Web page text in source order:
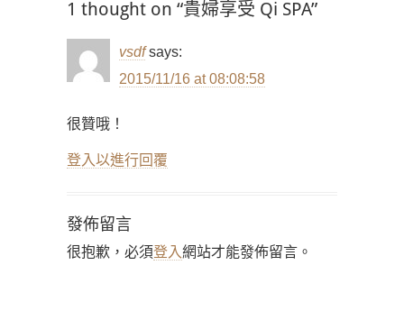
1 thought on “貴婦享受 Qi SPA”
vsdf says:
2015/11/16 at 08:08:58
很贊哦！
登入以進行回覆
發佈留言
很抱歉，必須登入網站才能發佈留言。